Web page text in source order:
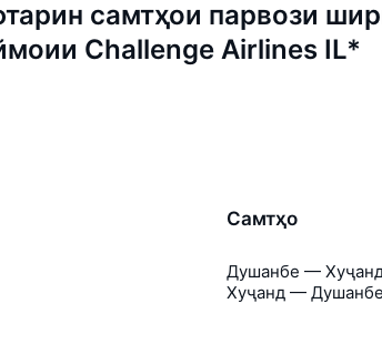
самтҳои парвози
Challenge Airlines IL*
Самтҳо
Душанбе —
Хуҷанд — Душанбе